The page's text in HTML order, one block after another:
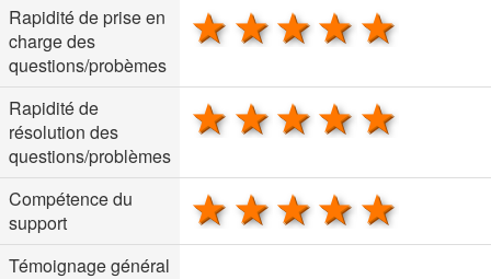
Rapidité de prise en
charge des
questions/probèmes
4 stars
3 stars
2 stars
1 star
Rapidité de
résolution des
questions/problèmes
4 stars
3 stars
2 stars
1 star
Compétence du
support
4 stars
3 stars
2 stars
1 star
Témoignage général